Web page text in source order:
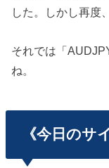
した。しかし再度
それでは「
ね。
《今日のサ